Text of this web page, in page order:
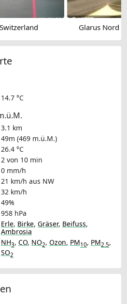
Glarus Nord
14.7 °C
3.1 km
49m (469 m.ü.M.)
26.4 °C
2 von 10 min
0 mm/h
21 km/h aus NW
32 km/h
49%
958 hPa
Erle, Birke, Gräser, Beifuss,
Ambrosia
NH3, CO, NO2, Ozon, PM10, PM2.5,
SO2